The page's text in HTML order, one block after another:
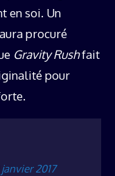
en soi. Un
procuré
Gravity Rushfait
pour
2017